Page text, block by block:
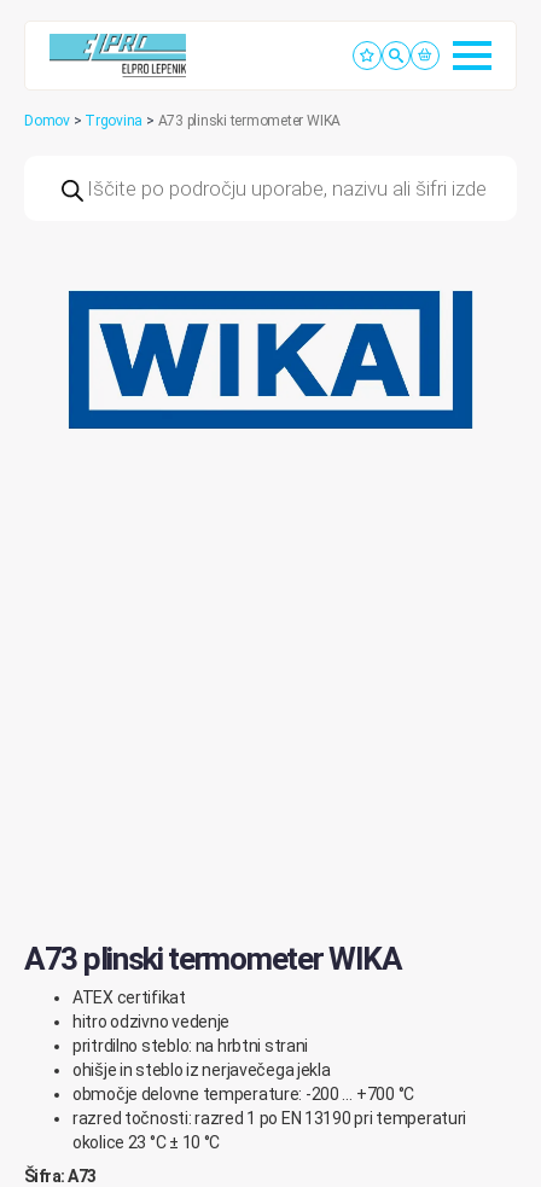
Domov > Trgovina > A73 plinski termometer WIKA
search
A73 plinski termometer WIKA
ATEX certifikat
hitro odzivno vedenje
pritrdilno steblo: na hrbtni strani
ohišje in steblo iz nerjavečega jekla
območje delovne temperature: -200 … +700 °C
razred točnosti: razred 1 po EN 13190 pri temperaturi
okolice 23 °C ± 10 °C
Šifra: A73